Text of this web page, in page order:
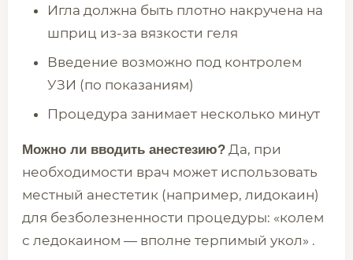
Игла должна быть плотно накручена на
шприц из-за вязкости геля
Введение возможно под контролем
УЗИ (по показаниям)
Процедура занимает несколько минут
Можно ли вводить анестезию? Да, при
необходимости врач может использовать
местный анестетик (например, лидокаин)
для безболезненности процедуры: «колем
с ледокаином — вполне терпимый укол» .